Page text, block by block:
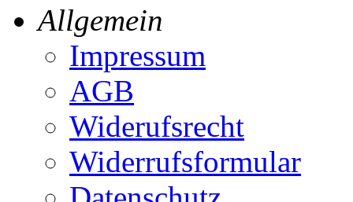
Allgemein
Impressum
AGB
Widerufsrecht
Widerrufsformular